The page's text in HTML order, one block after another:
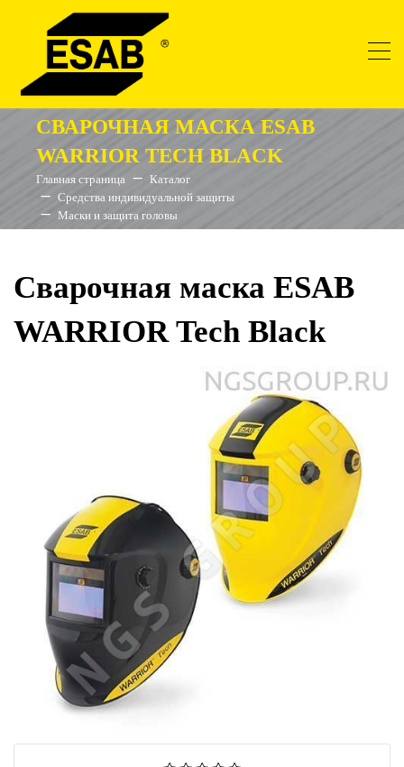
СВАРОЧНАЯ МАСКА ESAB
WARRIOR TECH BLACK
Главная страница
Каталог
Средства индивидуальной защиты
Маски и защита головы
Сварочная маска ESAB
WARRIOR Tech Black